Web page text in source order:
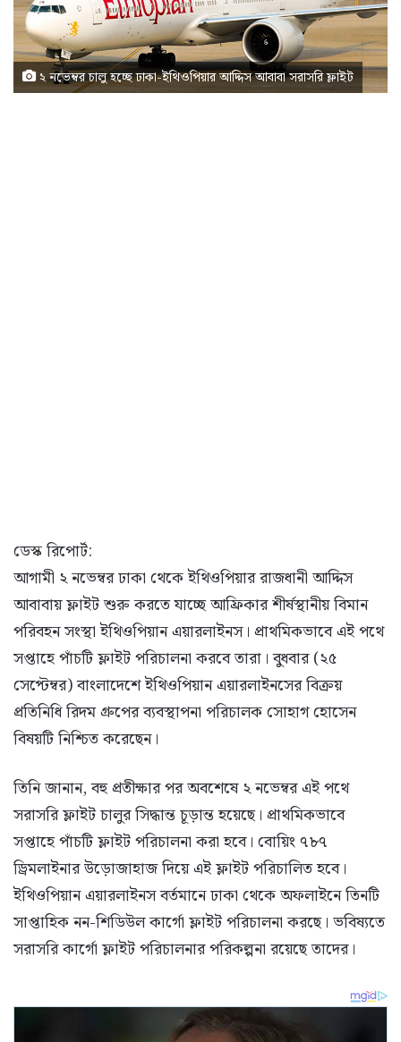
২ নভেম্বর চালু হচ্ছে ঢাকা-ইথিওপিয়ার আদ্দিস আবাবা সরাসরি ফ্লাইট
ডেস্ক রিপোর্ট:
আগামী ২ নভেম্বর ঢাকা থেকে ইথিওপিয়ার রাজধানী আদ্দিস
আবাবায় ফ্লাইট শুরু করতে যাচ্ছে আফ্রিকার শীর্ষস্থানীয় বিমান
পরিবহন সংস্থা ইথিওপিয়ান এয়ারলাইনস। প্রাথমিকভাবে এই পথে
সপ্তাহে পাঁচটি ফ্লাইট পরিচালনা করবে তারা। বুধবার (২৫
সেপ্টেম্বর) বাংলাদেশে ইথিওপিয়ান এয়ারলাইনসের বিক্রয়
প্রতিনিধি রিদম গ্রুপের ব্যবস্থাপনা পরিচালক সোহাগ হোসেন
বিষয়টি নিশ্চিত করেছেন।
তিনি জানান, বহু প্রতীক্ষার পর অবশেষে ২ নভেম্বর এই পথে
সরাসরি ফ্লাইট চালুর সিদ্ধান্ত চূড়ান্ত হয়েছে। প্রাথমিকভাবে
সপ্তাহে পাঁচটি ফ্লাইট পরিচালনা করা হবে। বোয়িং ৭৮৭
ড্রিমলাইনার উড়োজাহাজ দিয়ে এই ফ্লাইট পরিচালিত হবে।
ইথিওপিয়ান এয়ারলাইনস বর্তমানে ঢাকা থেকে অফলাইনে তিনটি
সাপ্তাহিক নন-শিডিউল কার্গো ফ্লাইট পরিচালনা করছে। ভবিষ্যতে
সরাসরি কার্গো ফ্লাইট পরিচালনার পরিকল্পনা রয়েছে তাদের।